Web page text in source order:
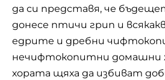
да си представя, че
донесе птичи грип и
едрите и дребни
нечифтокопитни домашни
хората щяха да избиват